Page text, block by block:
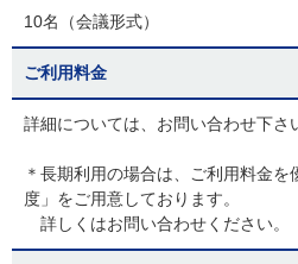
10名（会議形式）
ご利用料金
詳細については、お問い合わせ下さ
＊長期利用の場合は、ご利用料金を
度」をご用意しております。
詳しくはお問い合わせください。